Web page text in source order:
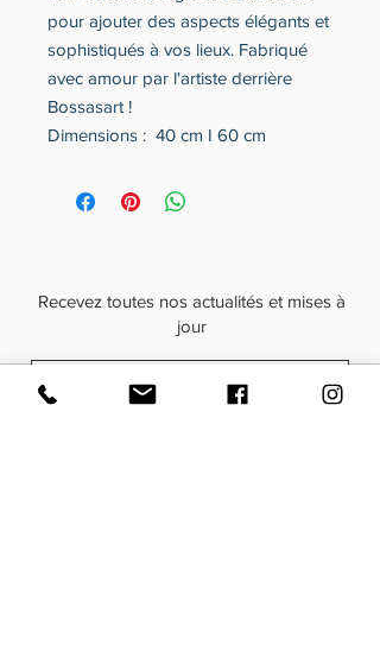
pour ajouter des aspects élégants et
sophistiqués à vos lieux. Fabriqué
avec amour par l'artiste derrière
Bossasart !
Dimensions : 40 cm I 60 cm
Recevez toutes nos actualités et mises à
jour